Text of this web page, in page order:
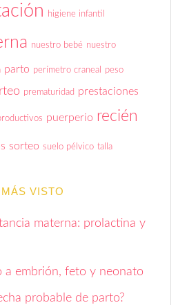
higiene infantil
nuestro bebé nuestro
parto perímetro craneal peso
prematuridad prestaciones
puerperio recién
sorteo suelo pélvico talla
VISTO
materna: prolactina y
a embrión, feto y neonato
probable de parto?